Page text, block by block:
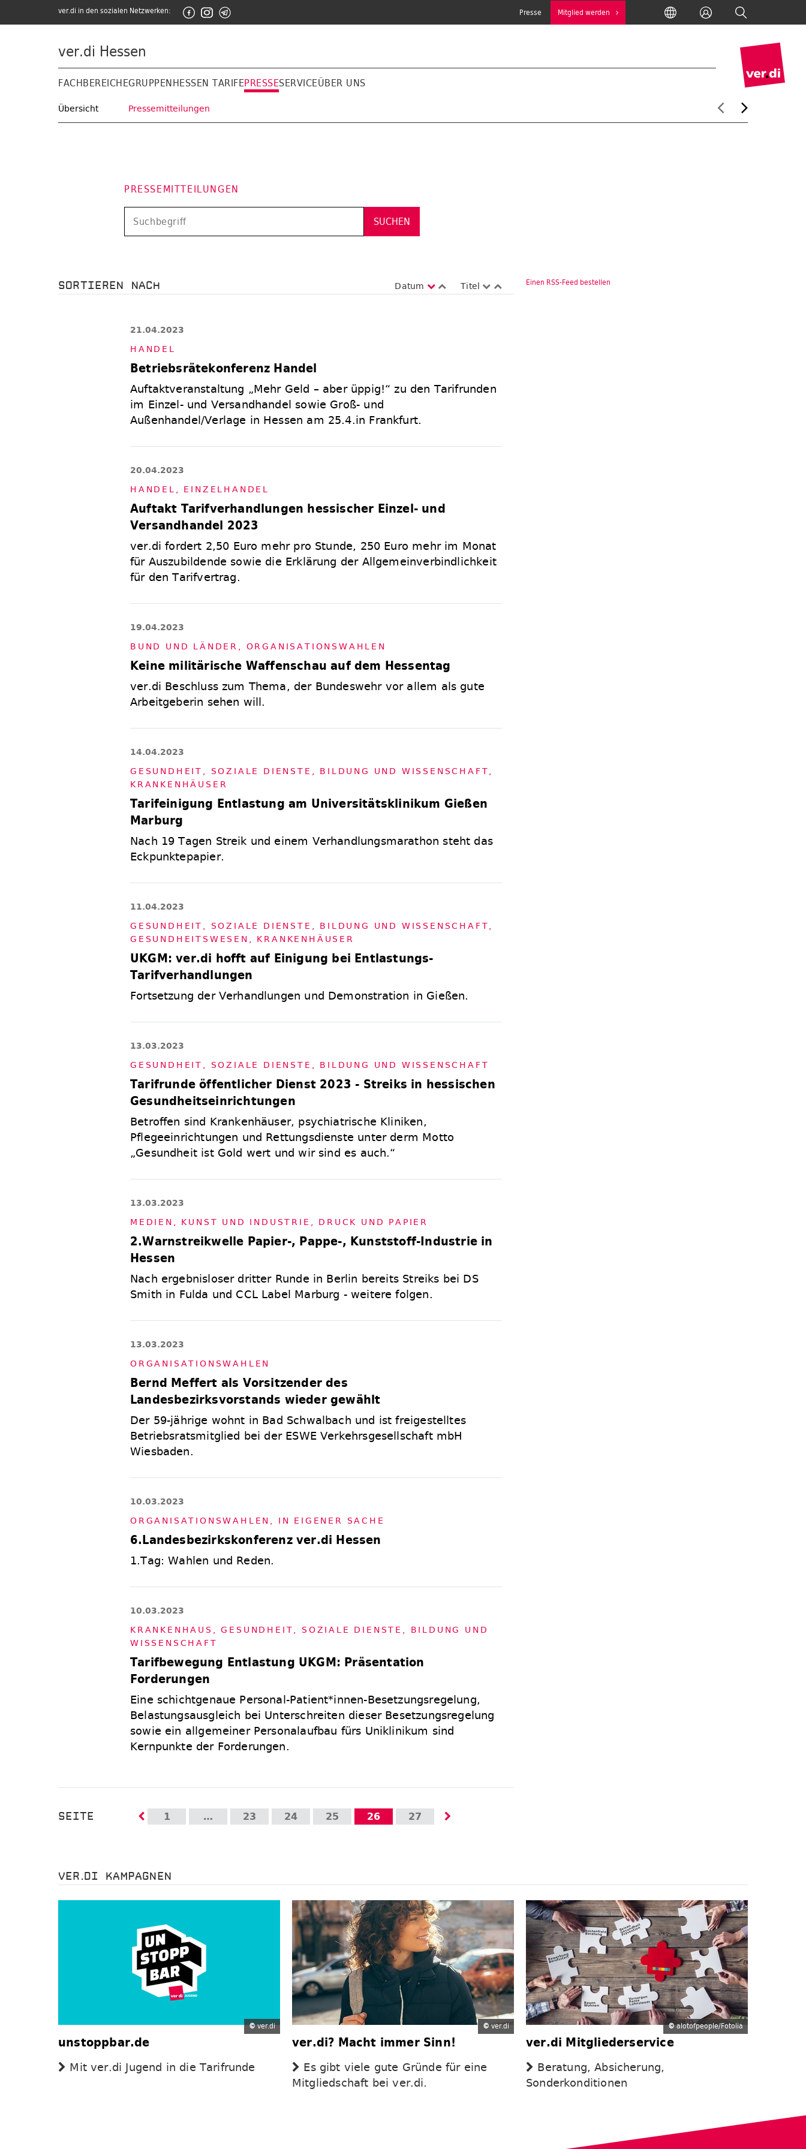
ver.di in den sozialen Netzwerken: Presse Mitglied werden InternationalAnmelden
ver.di Hessen
FACHBEREICHEGRUPPENHESSEN TARIFEPRESSESERVICEÜBER UNS
Übersicht Pressemitteilungen
PRESSEMITTEILUNGEN
SORTIEREN NACH Datum Titel
21.04.2023
HAN­DEL
Betriebsrätekonferenz Handel
Auftaktveranstaltung „Mehr Geld – aber üppig!“ zu den Tarifrunden
im Einzel- und Versandhandel sowie Groß- und
Außenhandel/Verlage in Hessen am 25.4.in Frankfurt.
20.04.2023
HAN­DEL
EIN­ZEL­HAN­DEL
Auftakt Tarifverhandlungen hessischer Einzel- und
Versandhandel 2023
ver.di fordert 2,50 Euro mehr pro Stunde, 250 Euro mehr im Monat
für Auszubildende sowie die Erklärung der Allgemeinverbindlichkeit
für den Tarifvertrag.
19.04.2023
BUND UND LÄN­DER
OR­GA­NI­SA­TI­ONS­WAH­LEN
Keine militärische Waffenschau auf dem Hessentag
ver.di Beschluss zum Thema, der Bundeswehr vor allem als gute
Arbeitgeberin sehen will.
14.04.2023
GE­SUND­HEIT, SO­ZIA­LE DIENS­TE, BIL­DUNG UND WIS­SEN­SCHAFT
KRAN­KEN­HÄU­SER
Tarifeinigung Entlastung am Universitätsklinikum Gießen
Marburg
Nach 19 Tagen Streik und einem Verhandlungsmarathon steht das
Eckpunktepapier.
11.04.2023
GE­SUND­HEIT, SO­ZIA­LE DIENS­TE, BIL­DUNG UND WIS­SEN­SCHAFT
GE­SUND­HEITS­WE­SEN
KRAN­KEN­HÄU­SER
UKGM: ver.di hofft auf Einigung bei Entlastungs-
Tarifverhandlungen
Fortsetzung der Verhandlungen und Demonstration in Gießen.
13.03.2023
GE­SUND­HEIT, SO­ZIA­LE DIENS­TE, BIL­DUNG UND WIS­SEN­SCHAFT
Tarifrunde öffentlicher Dienst 2023 - Streiks in hessischen
Gesundheitseinrichtungen
Betroffen sind Krankenhäuser, psychiatrische Kliniken,
Pflegeeinrichtungen und Rettungsdienste unter derm Motto
„Gesundheit ist Gold wert und wir sind es auch.“
13.03.2023
ME­DIEN, KUNST UND IN­DUS­TRIE
DRUCK UND PA­PIER
2.Warnstreikwelle Papier-, Pappe-, Kunststoff-Industrie in
Hessen
Nach ergebnisloser dritter Runde in Berlin bereits Streiks bei DS
Smith in Fulda und CCL Label Marburg - weitere folgen.
13.03.2023
OR­GA­NI­SA­TI­ONS­WAH­LEN
Bernd Meffert als Vorsitzender des
Landesbezirksvorstands wieder gewählt
Der 59-jährige wohnt in Bad Schwalbach und ist freigestelltes
Betriebsratsmitglied bei der ESWE Verkehrsgesellschaft mbH
Wiesbaden.
10.03.2023
OR­GA­NI­SA­TI­ONS­WAH­LEN
IN EI­GE­NER SA­CHE
6.Landesbezirkskonferenz ver.di Hessen
1.Tag: Wahlen und Reden.
10.03.2023
KRAN­KEN­HAUS
,GE­SUND­HEIT, SO­ZIA­LE DIENS­TE, BIL­DUNG UND
WIS­SEN­SCHAFT
Tarifbewegung Entlastung UKGM: Präsentation
Forderungen
Eine schichtgenaue Personal-Patient*innen-Besetzungsregelung,
Belastungsausgleich bei Unterschreiten dieser Besetzungsregelung
sowie ein allgemeiner Personalaufbau fürs Uniklinikum sind
Kernpunkte der Forderungen.
SEITE 1 … 23 24 25 26 27
Einen RSS-Feed bestellen
VER.DI KAMPAGNEN
©ver.di
unstoppbar.de
Mit ver.di Jugend in die Tarifrunde
© ver.di
ver.di? Macht immer Sinn!
Es gibt viele gute Gründe für eine
Mitgliedschaft bei ver.di.
©alotofpeople/Fotolia
ver.di Mitgliederservice
Beratung, Absicherung,
Sonderkonditionen